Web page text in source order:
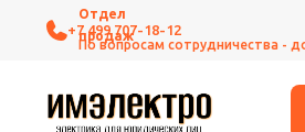
+7 499 707-18-12